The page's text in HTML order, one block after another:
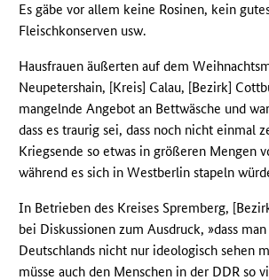
Es gäbe vor allem keine Rosinen, kein
Fleischkonserven usw.
Hausfrauen äußerten auf dem
Neupetershain, [Kreis] Calau, [Bezirk]
mangelnde Angebot an Bettwäsche und
dass es traurig sei, dass noch nicht einmal
Kriegsende so etwas in größeren Mengen
während es sich in Westberlin stapeln
In Betrieben des Kreises Spremberg,
bei Diskussionen zum Ausdruck, »dass
Deutschlands nicht nur ideologisch sehen
müsse auch den Menschen in der DDR so